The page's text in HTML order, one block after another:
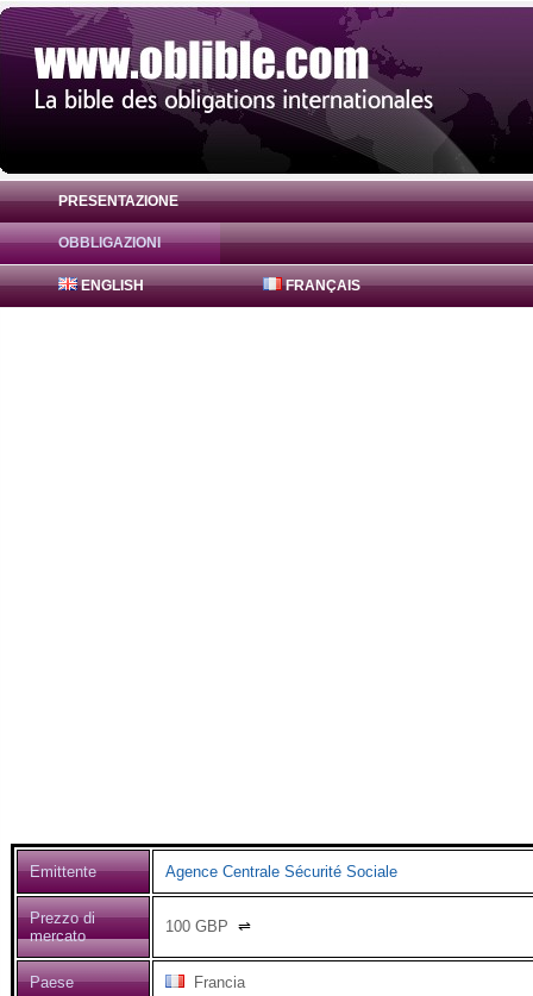
PRESENTAZIONE
OBBLIGAZIONI
ENGLISH FRANÇAIS
Obbligazione Agence Centrale Sécurité
Emittente Agence Centrale Sécurité Sociale
Prezzo di
mercato
100 GBP ⇌
Paese Francia